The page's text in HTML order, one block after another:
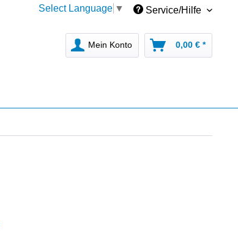
Select Language ▼ Service/Hilfe
Mein Konto 0,00 € *